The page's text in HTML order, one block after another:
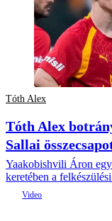
Tóth Alex
Tóth Alex
Sallai
Yaakobishvili Áron egy
keretében a